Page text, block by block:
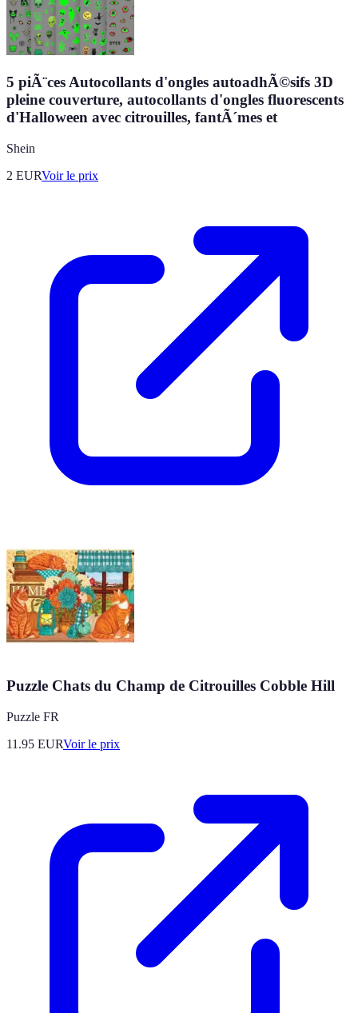
5 piÃ¨ces Autocollants d'ongles autoadhÃ©sifs 3D
pleine couverture, autocollants d'ongles fluorescents
d'Halloween avec citrouilles, fantÃ´mes et
Shein
2 EURVoir le prix
Puzzle Chats du Champ de Citrouilles Cobble Hill
Puzzle FR
11.95 EURVoir le prix